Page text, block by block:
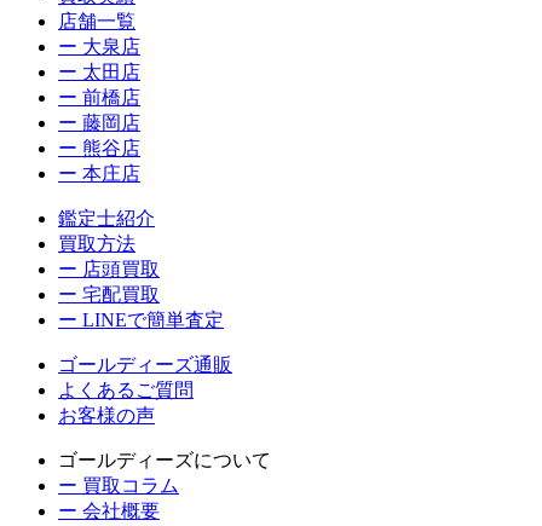
店舗一覧
ー 大泉店
ー 太田店
ー 前橋店
ー 藤岡店
ー 熊谷店
ー 本庄店
鑑定士紹介
買取方法
ー 店頭買取
ー 宅配買取
ー LINEで簡単査定
ゴールディーズ通販
よくあるご質問
お客様の声
ゴールディーズについて
ー 買取コラム
ー 会社概要